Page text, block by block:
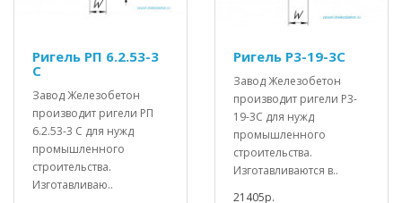
Ригель РП 6.2.53-3
С
Завод Железобетон
производит ригели РП
6.2.53-3 С для нужд
промышленного
строительства.
Изготавливаю..
Ригель Р3-19-3С
Завод Железобетон
производит ригели Р3-
19-3С для нужд
промышленного
строительства.
Изготавливаются в..
21405р.